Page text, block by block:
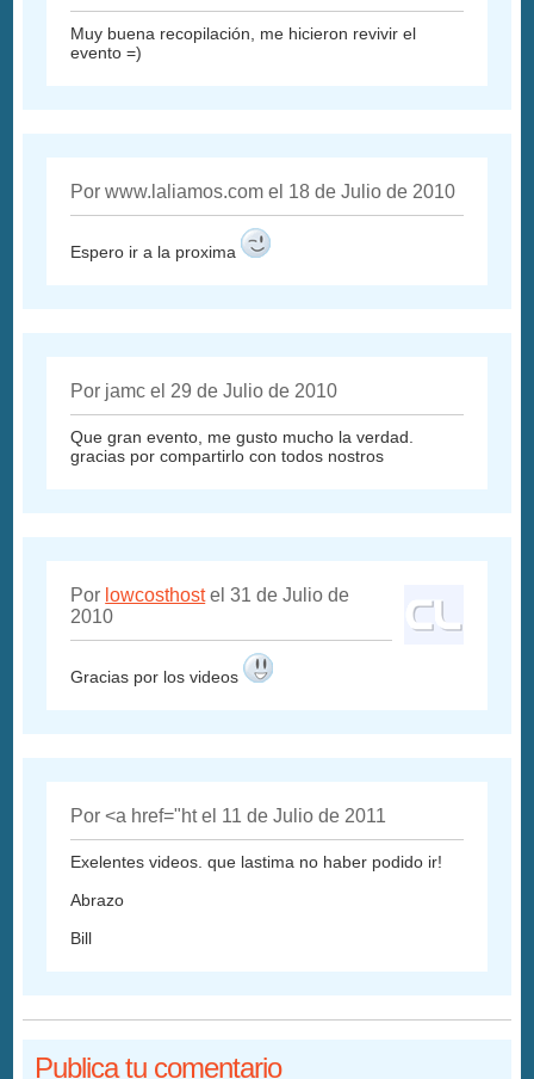
Muy buena recopilación, me hicieron revivir el
evento =)
Por www.laliamos.com el 18 de Julio de 2010
Espero ir a la proxima
Por jamc el 29 de Julio de 2010
Que gran evento, me gusto mucho la verdad.
gracias por compartirlo con todos nostros
Por lowcosthostel 31 de Julio de
2010
Gracias por los videos
Por <a href="ht el 11 de Julio de 2011
Exelentes videos. que lastima no haber podido ir!
Abrazo
Bill
Publica tu comentario